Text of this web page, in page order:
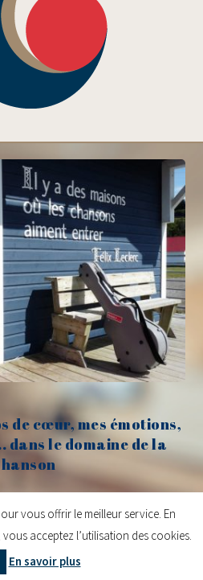
de cœur, mes émotions,
dans le domaine de la
Claude Fèvre
| Chanter c'est lancer des balles
légales|Contact
vous offrir le meilleur service. En
acceptez l’utilisation des cookies.
En savoir plus